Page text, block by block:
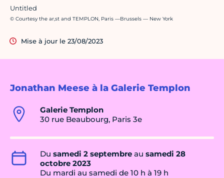
Jonathan Meese à la Galerie Templon
Galerie Templon
30 rue Beaubourg, Paris 3e
Du samedi 2 septembre au samedi 28
octobre 2023
Du mardi au samedi de 10 h à 19 h
Untitled
Crédit photo :
© Courtesy the ar,st and TEMPLON, Paris —Brussels — New York
Mise à jour le 23/08/2023